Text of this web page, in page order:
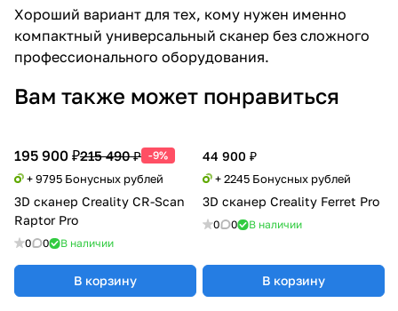
Хороший вариант для тех, кому нужен именно
компактный универсальный сканер без сложного
профессионального оборудования.
Вам также может понравиться
195 900 ₽215 490 ₽ -9%
+ 9795 Бонусных рублей
3D сканер Creality CR-Scan
Raptor Pro
0 0 В наличии
В корзину
44 900 ₽
+ 2245 Бонусных рублей
3D сканер Creality Ferret Pro
0 0 В наличии
В корзину